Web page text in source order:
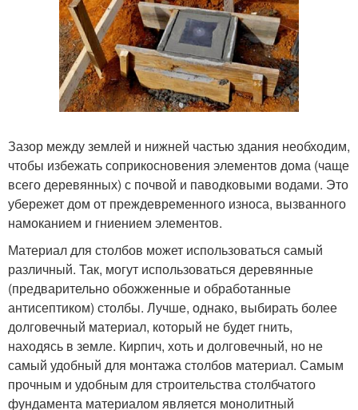
Зазор между землей и нижней частью здания необходим,
чтобы избежать соприкосновения элементов дома (чаще
всего деревянных) с почвой и паводковыми водами. Это
убережет дом от преждевременного износа, вызванного
намоканием и гниением элементов.
Материал для столбов может использоваться самый
различный. Так, могут использоваться деревянные
(предварительно обожженные и обработанные
антисептиком) столбы. Лучше, однако, выбирать более
долговечный материал, который не будет гнить,
находясь в земле. Кирпич, хоть и долговечный, но не
самый удобный для монтажа столбов материал. Самым
прочным и удобным для строительства столбчатого
фундамента материалом является монолитный